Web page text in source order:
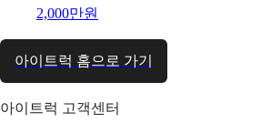
2,000만원
아이트럭 홈으로 가기
아이트럭 고객센터